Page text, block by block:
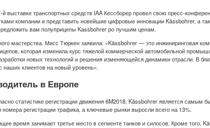
выставке транспортных средств IAA Кессборер провел свою пресс-
компании и представить новейшие цифровые инновации Kässbohrer, а
вам полуприцепы Kassbohrer ро лучшим ценам.
мастерства. Мисс Тюркен заявила: «Kässbohrer — это инжиниринговая
которая изменила курс тяжелой коммерческой автомобильной
новых технологий и решения изменяющейся динамики отрасли. В
наших клиентов на новый уровень».
в Европе
статистике регистрации движения 6M2018, Kässbohrer является самым
регистрации трафика, а ключевые рынки выросли всего на 13%.
время занимает третье место в сегменте танков и силосов. Кроме того,